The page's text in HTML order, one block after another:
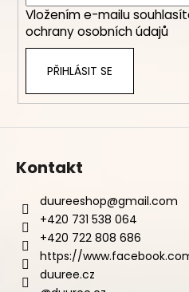
Vložením e-mailu
ochrany osobních údajů
PŘIHLÁSIT SE
Kontakt
duureeshop@gmail.com
+420 731 538 064
+420 722 808 686
https://
duuree.cz